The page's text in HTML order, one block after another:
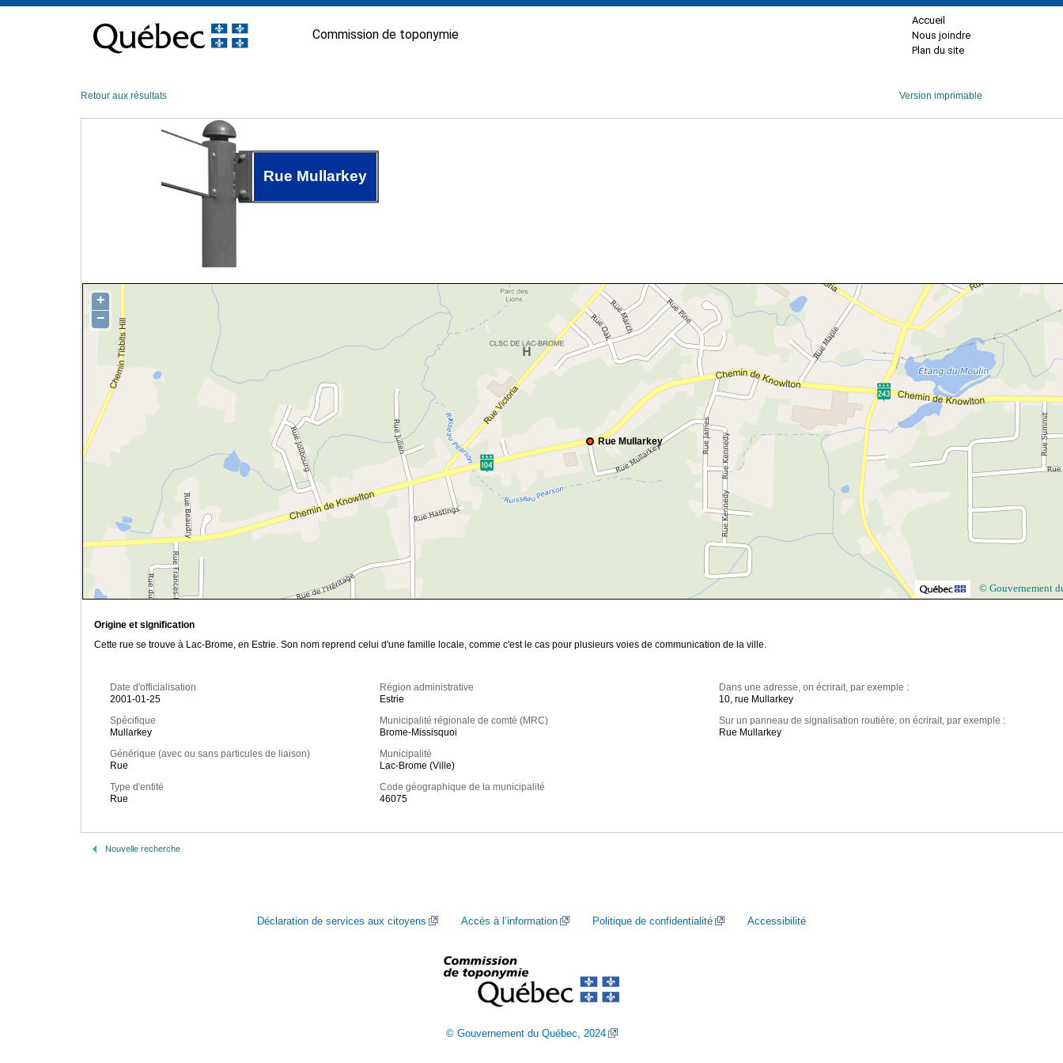
contenu
Commission de toponymie
Accueil
Nous joindre
Plan du site
Retour aux résultats Version imprimable
Rue Mullarkey
Rue Mullarkey
+
−
© Gouvernement
Origine et signification
Cette rue se trouve à Lac-Brome, en Estrie. Son nom reprend celui d'une famille locale, comme c'est le cas pour plusieurs voies de communication de la ville.
Date d'officialisation
2001-01-25
Spécifique
Mullarkey
Générique (avec ou sans particules de liaison)
Rue
Type d'entité
Rue
Région administrative
Estrie
Municipalité régionale de comté (MRC)
Brome-Missisquoi
Municipalité
Lac-Brome (Ville)
Code géographique de la municipalité
46075
Dans une adresse, on écrirait, par exemple :
10, rue Mullarkey
Sur un panneau de signalisation routière, on écrirait, par exemple :
Rue Mullarkey
Nouvelle recherche
Déclaration de services aux citoyens Accès à l’information Politique de confidentialité Accessibilité
© Gouvernement du Québec, 2024